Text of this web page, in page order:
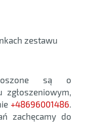
zestawu
są o
+48696001486
zachęcamy do